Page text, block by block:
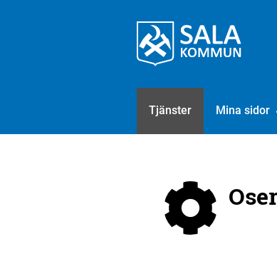
Tjänster Mina sidor